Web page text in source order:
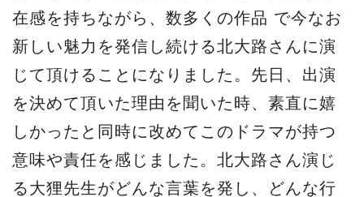
在感を持ちながら、数多くの作品 で今なお
新しい魅力を発信し続ける北大路さんに演
じて頂けることになりました。先日、出演
を決めて頂いた理由を聞いた時、素直に嬉
しかったと同時に改めてこのドラマが持つ
意味や責任を感じました。北大路さん演じ
る大狸先生がどんな言葉を発し、どんな行